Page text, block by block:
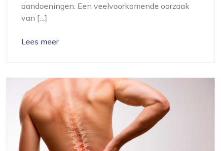
aandoeningen. Een veelvoorkomende oorzaak
van […]
Lees meer